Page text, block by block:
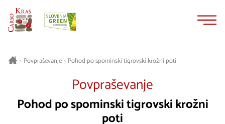
> Povpraševanje> Pohod po spominski tigrovski krožni poti
Povpraševanje
Pohod po spominski tigrovski krožni
poti